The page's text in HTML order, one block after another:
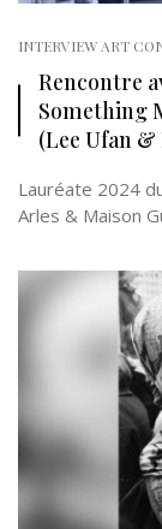
INTERVIEW ART
Rencontre
Something
(Lee Ufan
Lauréate 2024
Arles & Maison